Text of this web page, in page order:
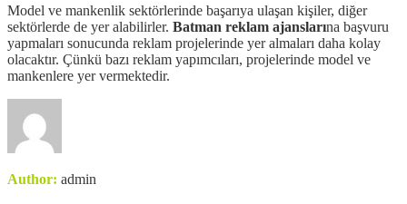
Model ve mankenlik sektörlerinde başarıya ulaşan kişiler, diğer
sektörlerde de yer alabilirler. Batman reklam ajanslarına başvuru
yapmaları sonucunda reklam projelerinde yer almaları daha kolay
olacaktır. Çünkü bazı reklam yapımcıları, projelerinde model ve
mankenlere yer vermektedir.
Author: admin